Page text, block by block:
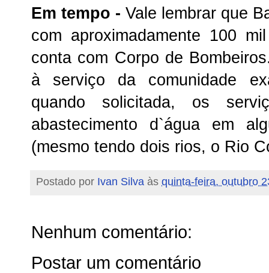
Em tempo - Vale lembrar que
com aproximadamente 100
conta com Corpo de
à serviço da comunidade
quando solicitada, os
abastecimento d`água em
(mesmo tendo dois rios, o Rio
Postado por Ivan Silva às quinta-feira, outubro
Nenhum comentário:
Postar um comentário